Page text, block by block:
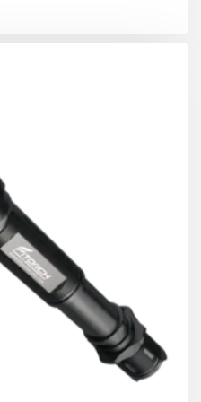
mm
πρακτικός, ο
επιλογή για όσους
με ακρίβεια